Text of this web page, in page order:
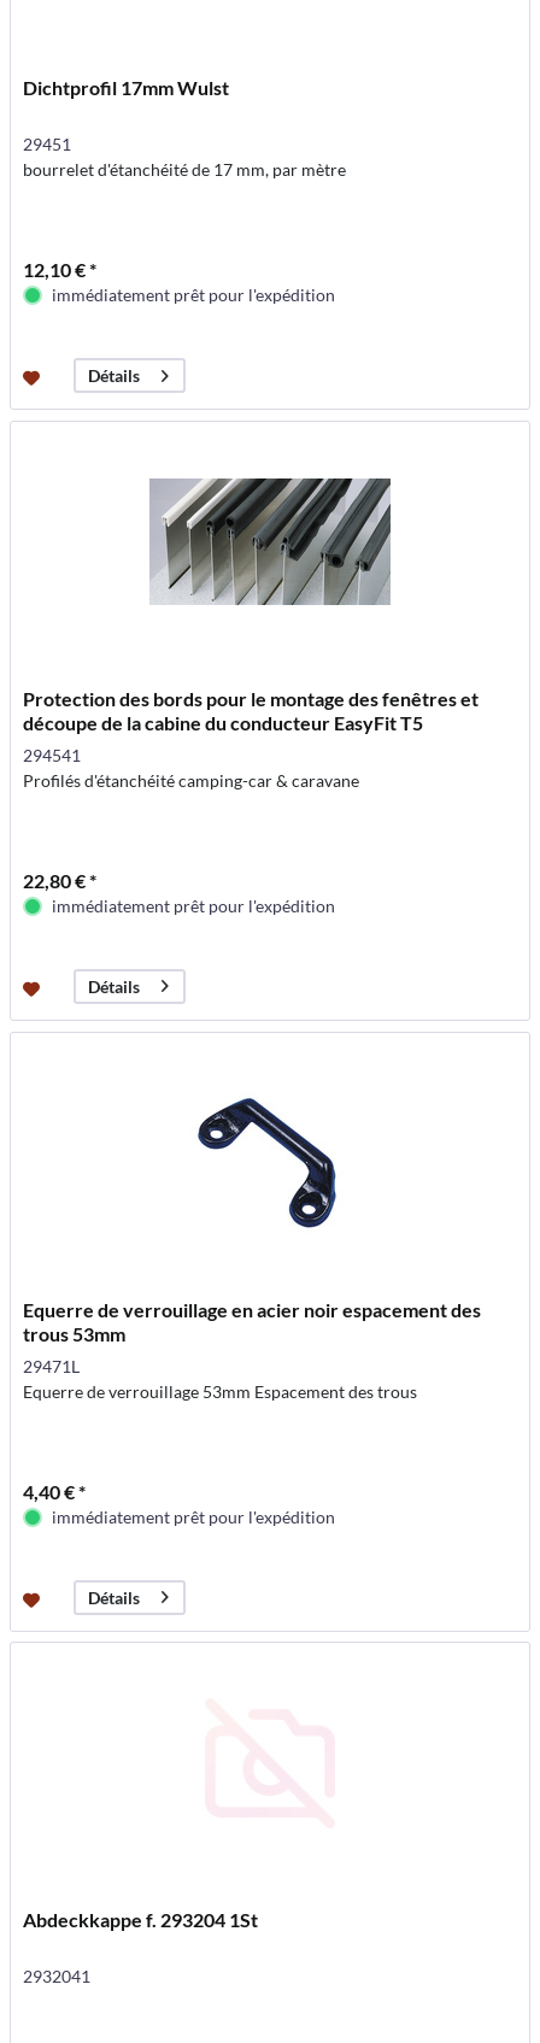
Dichtprofil 17mm Wulst
29451
bourrelet d'étanchéité de 17 mm, par mètre
12,10 € *
immédiatement prêt pour l'expédition
Détails
Protection des bords pour le montage des fenêtres et
découpe de la cabine du conducteur EasyFit T5
294541
Profilés d'étanchéité camping-car & caravane
22,80 € *
immédiatement prêt pour l'expédition
Détails
Equerre de verrouillage en acier noir espacement des
trous 53mm
29471L
Equerre de verrouillage 53mm Espacement des trous
4,40 € *
immédiatement prêt pour l'expédition
Détails
Abdeckkappe f. 293204 1St
2932041